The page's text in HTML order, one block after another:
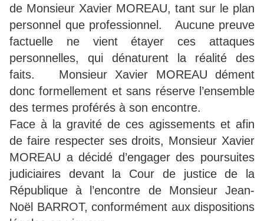
de Monsieur Xavier MOREAU, tant sur le plan
personnel que professionnel. Aucune preuve
factuelle ne vient étayer ces attaques
personnelles, qui dénaturent la réalité des
faits. Monsieur Xavier MOREAU dément
donc formellement et sans réserve l’ensemble
des termes proférés à son encontre.
Face à la gravité de ces agissements et afin
de faire respecter ses droits, Monsieur Xavier
MOREAU a décidé d’engager des poursuites
judiciaires devant la Cour de justice de la
République à l’encontre de Monsieur Jean-
Noël BARROT, conformément aux dispositions